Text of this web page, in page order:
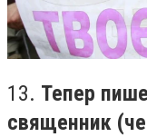
13. Тепер
священник